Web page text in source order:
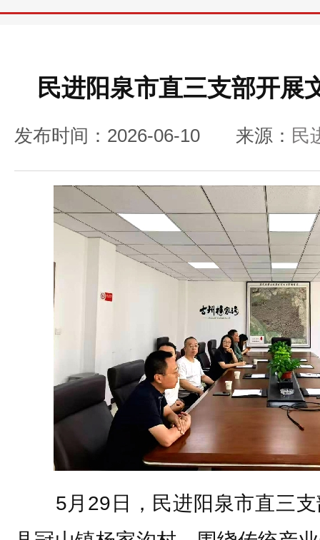
民进阳泉市直三支部开展
发布时间：2026-06-10 来源： 民
5月29日，民进阳泉市直三支